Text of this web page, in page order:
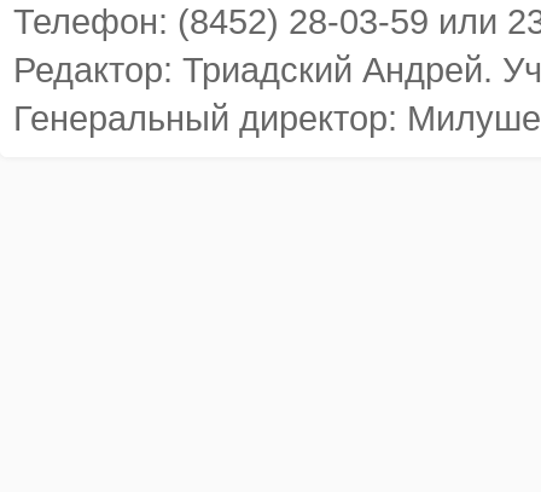
Телефон: (8452) 28-03-59 или
Редактор: Триадский Андрей.
Генеральный директор: